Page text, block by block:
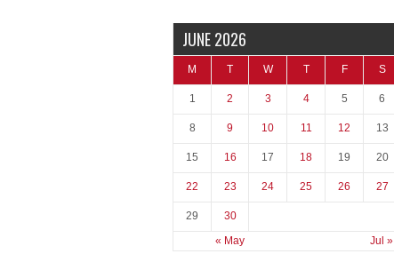
JUNE 2026
M T W T F S
« May Jul »
1 2 3 4 5 6
8 9 10 11 12 13
15 16 17 18 19 20
22 23 24 25 26 27
29 30